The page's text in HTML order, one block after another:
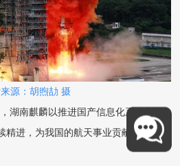
源：胡煦劼 摄
湖南麒麟以推进国产信息化系统安全
进，为我国的航天事业贡献一份技术